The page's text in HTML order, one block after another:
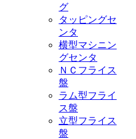
グ
タッピングセ
ンタ
横型マシニン
グセンタ
ＮＣフライス
盤
ラム型フライ
ス盤
立型フライス
盤